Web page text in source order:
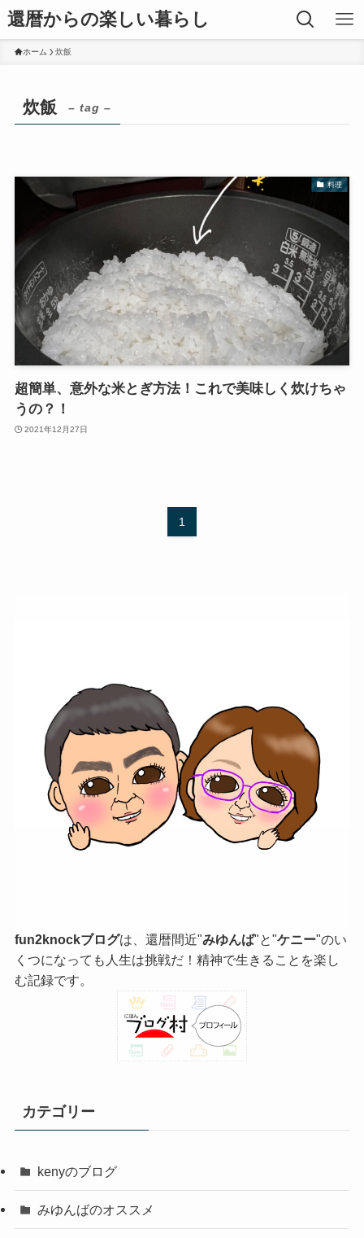
還暦からの楽しい暮らし
ホーム 炊飯
炊飯 – tag –
料理
超簡単、意外な米とぎ方法！これで美味しく炊けちゃ
うの？！
2021年12月27日
1
fun2knockブログは、還暦間近"みゆんば"と"ケニー"のい
くつになっても人生は挑戦だ！精神で生きることを楽し
む記録です。
カテゴリー
kenyのブログ
みゆんばのオススメ